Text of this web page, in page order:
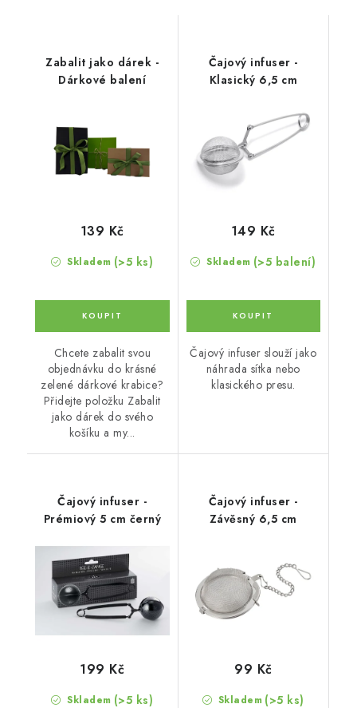
Zabalit jako dárek -
Dárkové balení
Skladem (>5 ks)
139 Kč
Chcete zabalit svou
objednávku do krásné
zelené dárkové krabice?
Přidejte položku Zabalit
jako dárek do svého
košíku a my...
Čajový infuser -
Klasický 6,5 cm
Skladem (>5 balení)
149 Kč
Čajový infuser slouží jako
náhrada sítka nebo
klasického presu.
Čajový infuser -
Prémiový 5 cm černý
Skladem (>5 ks)
199 Kč
Čajový infuser -
Závěsný 6,5 cm
Skladem (>5 ks)
99 Kč